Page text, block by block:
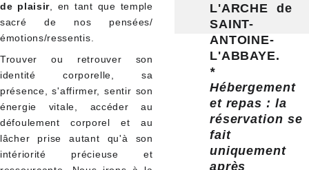
de plaisir , en tant que temple
sacré de nos pensées/
émotions/ressentis.
Trouver ou retrouver son
identité corporelle, sa
présence, s'affirmer, sentir son
énergie vitale, accéder au
défoulement corporel et au
lâcher prise autant qu'à son
intériorité précieuse et
L'ARCHE  de
SAINT-
ANTOINE-
L'ABBAYE.
*
Hébergement
et repas : la
réservation se
fait
uniquement
après